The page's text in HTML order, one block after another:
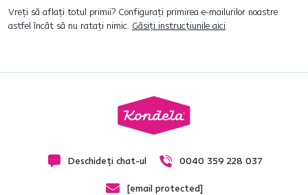
Vreți să aflați totul primii? Configurați primirea e-mailurilor noastre
astfel încât să nu ratați nimic. Găsiți instrucțiunile aici.
Deschideți chat-ul 0040 359 228 037
[email protected]